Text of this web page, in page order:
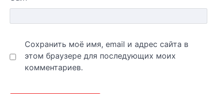
Сохранить моё имя, email и адрес сайта в
этом браузере для последующих моих
комментариев.